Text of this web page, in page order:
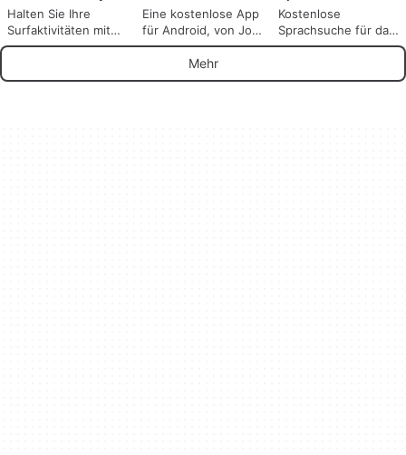
Halten Sie Ihre
Surfaktivitäten mit
Qwant privat
Eine kostenlose App
für Android, von Job
Today S.A..
Kostenlose
Sprachsuche für das
Android-Handy
Mehr